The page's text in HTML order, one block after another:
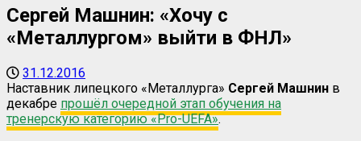
Сергей Машнин: «Хочу с
«Металлургом» выйти в ФНЛ»
31.12.2016
Наставник липецкого «Металлурга» Сергей Машнин в
декабре прошёл очередной этап обучения на
тренерскую категорию «Pro-UEFA».